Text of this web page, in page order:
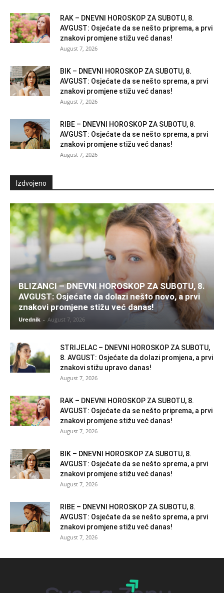
RAK – DNEVNI HOROSKOP ZA SUBOTU, 8.
AVGUST: Osjećate da se nešto priprema, a prvi
znakovi promjene stižu već danas!
August 7, 2026
BIK – DNEVNI HOROSKOP ZA SUBOTU, 8.
AVGUST: Osjećate da se nešto sprema, a prvi
znakovi promjene stižu već danas!
August 7, 2026
RIBE – DNEVNI HOROSKOP ZA SUBOTU, 8.
AVGUST: Osjećate da se nešto sprema, a prvi
znakovi promjene stižu već danas!
August 7, 2026
Izdvojeno
BLIZANCI – DNEVNI HOROSKOP ZA SUBOTU, 8.
AVGUST: Osjećate da dolazi nešto novo, a prvi
znakovi promjene stižu već danas!
Urednik - August 7, 2026
STRIJELAC – DNEVNI HOROSKOP ZA SUBOTU,
8. AVGUST: Osjećate da dolazi promjena, a prvi
znakovi stižu upravo danas!
August 7, 2026
RAK – DNEVNI HOROSKOP ZA SUBOTU, 8.
AVGUST: Osjećate da se nešto priprema, a prvi
znakovi promjene stižu već danas!
August 7, 2026
BIK – DNEVNI HOROSKOP ZA SUBOTU, 8.
AVGUST: Osjećate da se nešto sprema, a prvi
znakovi promjene stižu već danas!
August 7, 2026
RIBE – DNEVNI HOROSKOP ZA SUBOTU, 8.
AVGUST: Osjećate da se nešto sprema, a prvi
znakovi promjene stižu već danas!
August 7, 2026